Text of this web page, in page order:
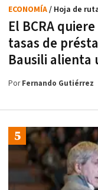
El BCRA
tasas de
Bausili alienta
ECONOMÍA/ Hoja de
PorFernando Gutiérrez